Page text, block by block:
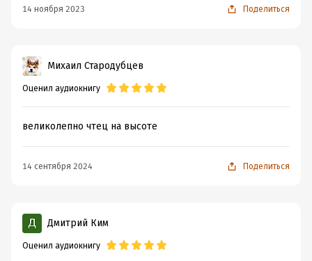
14 ноября 2023 Поделиться
Михаил Стародубцев
Оценил аудиокнигу
великолепно чтец на высоте
14 сентября 2024 Поделиться
Дмитрий Ким
Оценил аудиокнигу